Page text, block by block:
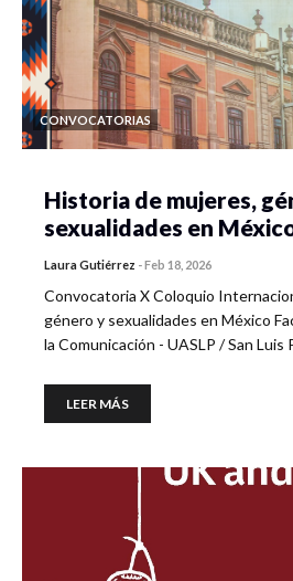
CONVOCATORIAS
Historia de mujeres,
sexualidades en
Laura Gutiérrez -Feb 18, 2026
Convocatoria X Coloquio
género y sexualidades en México
la Comunicación - UASLP / San Luis
LEER MÁS